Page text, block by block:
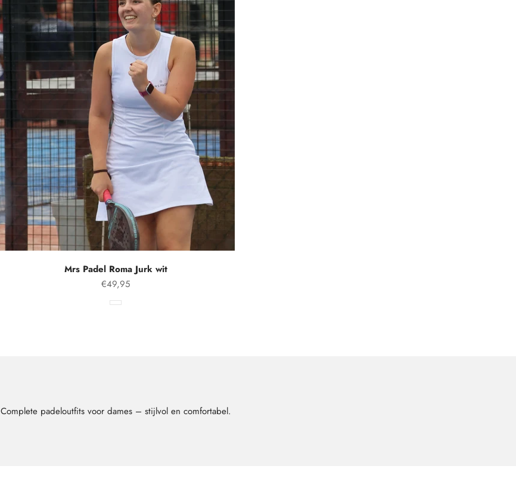
Mrs Padel Roma Jurk wit
Aanbiedingsprijs
€49,95
Kleur
Wit
Complete padeloutfits voor dames – stijlvol en comfortabel.